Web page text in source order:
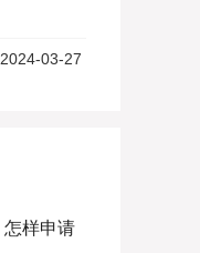
2024-03-27
怎样申请